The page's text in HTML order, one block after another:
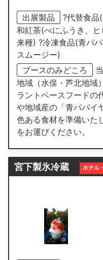
出展製品
?代替食品
和紅茶(べにふうき、
来種) ?冷凍食品(青パ
スムージー)
ブースのみどころ
地域（水俣・芦北地域
ラントベースフードの
や地域産の「青パパイ
色ある食材を準備いた
をお運びください。
宮下製氷冷蔵 ホテル